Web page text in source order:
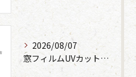
2026/08/07
窓フィルムUVカット張替えの効果と方法